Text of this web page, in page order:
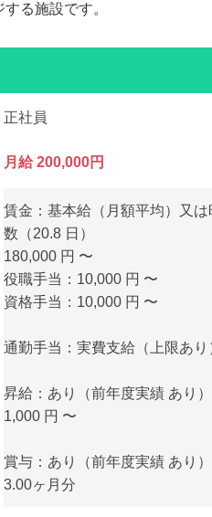
る施設です。
正社員
月給 200,000円
賃金：基本給（月額平均）又
数（20.8 日）
180,000 円 〜
役職手当：10,000 円 〜
資格手当：10,000 円 〜
通勤手当：実費支給（上限あ
昇給：あり（前年度実績 あり
1,000 円 〜
賞与：あり（前年度実績 あり
3.00ヶ月分